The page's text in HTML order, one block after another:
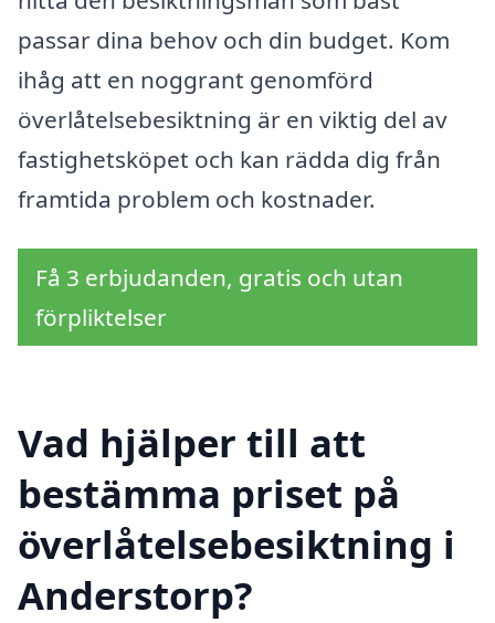
passar dina behov och din budget. Kom
ihåg att en noggrant genomförd
överlåtelsebesiktning är en viktig del av
fastighetsköpet och kan rädda dig från
framtida problem och kostnader.
Få 3 erbjudanden, gratis och utan
förpliktelser
Vad hjälper till att
bestämma priset på
överlåtelsebesiktning i
Anderstorp?